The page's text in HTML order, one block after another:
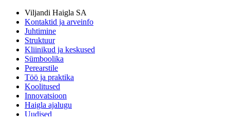
Viljandi Haigla SA
Kontaktid ja arveinfo
Juhtimine
Struktuur
Kliinikud ja keskused
Sümboolika
Perearstile
Töö ja praktika
Koolitused
Innovatsioon
Haigla ajalugu
Uudised